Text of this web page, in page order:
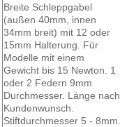
Breite Schleppgabel
(außen 40mm, innen
34mm breit) mit 12 oder
15mm Halterung. Für
Modelle mit einem
Gewicht bis 15 Newton. 1
oder 2 Federn 9mm
Durchmesser. Länge nach
Kundenwunsch.
Stiftdurchmesser 5 - 8mm.